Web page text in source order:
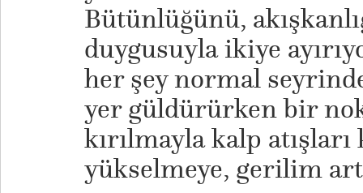
Bütünlüğünü,
duygusuyla ikiye
her şey normal
yer güldürürken bir
kırılmayla kalp
yükselmeye, gerilim